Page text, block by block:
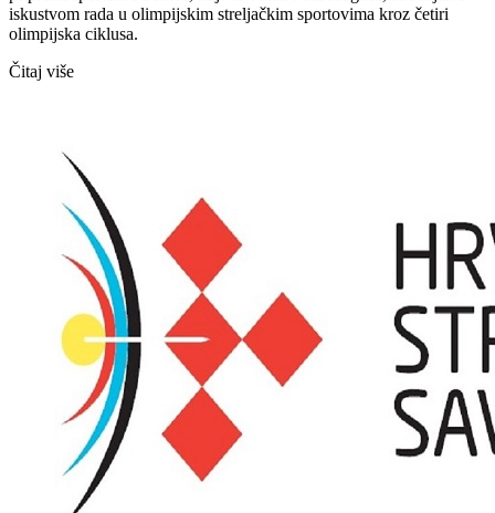
iskustvom rada u olimpijskim streljačkim sportovima kroz četiri
olimpijska ciklusa.
Čitaj više